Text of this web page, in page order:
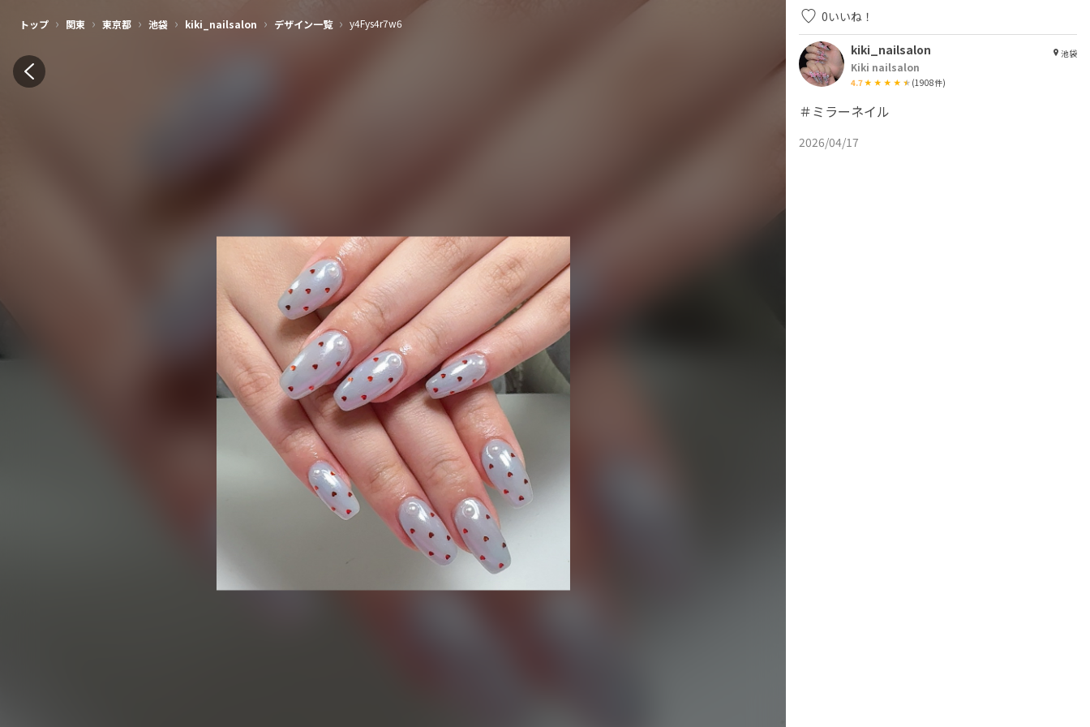
トップ › 関東 › 東京都 › 池袋 › kiki_nailsalon › デザイン一覧 › y4Fys4r7w6 0いいね！
kiki_nailsalon
Kiki nailsalon
4.7 (1908件)
池袋
＃ミラーネイル
2026/04/17